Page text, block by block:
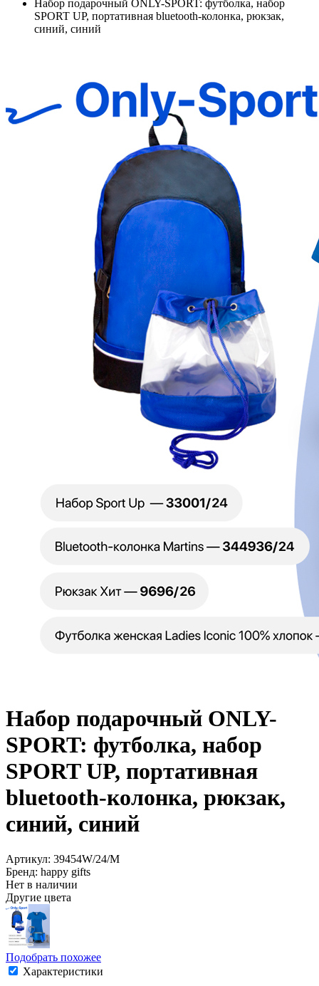
Набор подарочный ONLY-SPORT: футболка, набор
SPORT UP, портативная bluetooth-колонка, рюкзак,
синий, синий
Набор подарочный ONLY-
SPORT: футболка, набор
SPORT UP, портативная
bluetooth-колонка, рюкзак,
синий, синий
Артикул: 39454W/24/M
Бренд: happy gifts
Нет в наличии
Другие цвета
Подобрать похожее
Характеристики